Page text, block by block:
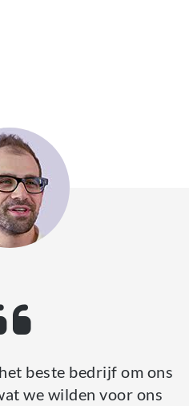
beste bedrijf om ons
we wilden voor ons